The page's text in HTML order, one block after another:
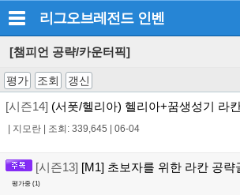
리그오브레전드 인벤
[챔피언 공략/카운터픽]
평가 조회 갱신
[시즌14] (서폿/헬리아) 헬리아+꿈생성기 라
지모란 조회: 339,645 06-04
[시즌13] [M1] 초보자를 위한 라칸 공략
평가중 (1)